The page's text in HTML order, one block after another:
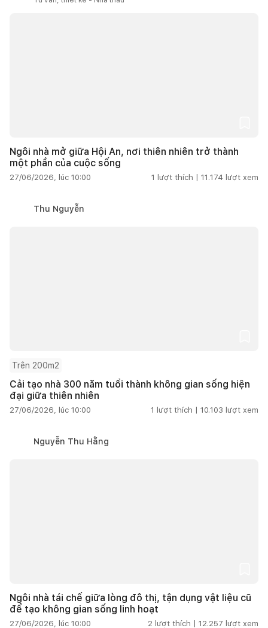
Ngôi nhà mở giữa Hội An, nơi thiên nhiên trở thành
một phần của cuộc sống
27/06/2026, lúc 10:00 1 lượt thích | 11.174 lượt xem
Thu Nguyễn
Trên 200m2
Cải tạo nhà 300 năm tuổi thành không gian sống hiện
đại giữa thiên nhiên
27/06/2026, lúc 10:00 1 lượt thích | 10.103 lượt xem
Nguyễn Thu Hằng
Ngôi nhà tái chế giữa lòng đô thị, tận dụng vật liệu cũ
để tạo không gian sống linh hoạt
27/06/2026, lúc 10:00 2 lượt thích | 12.257 lượt xem